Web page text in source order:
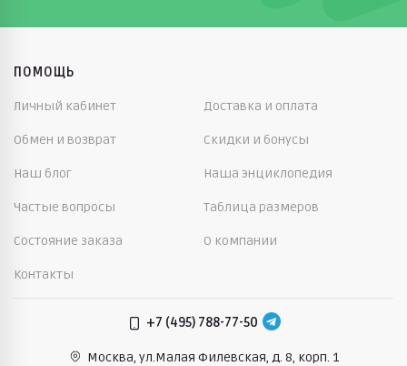
ПОМОЩЬ
Личный кабинет Доставка и оплата
Обмен и возврат Скидки и бонусы
Наш блог Наша энциклопедия
Частые вопросы Таблица размеров
Состояние заказа О компании
Контакты
+7 (495) 788-77-50
Москва, ул.Малая Филевская, д. 8, корп. 1